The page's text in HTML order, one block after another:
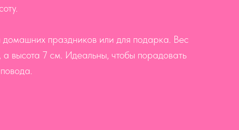
праздников или для подарка. Вес
высота 7 см. Идеальны, чтобы порадовать